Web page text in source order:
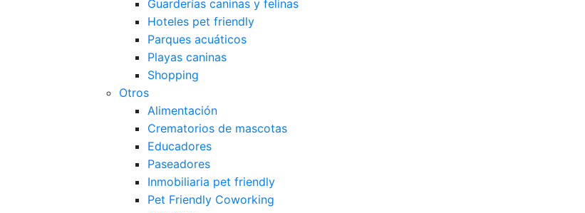
Guarderías caninas y felinas
Hoteles pet friendly
Parques acuáticos
Playas caninas
Shopping
Otros
Alimentación
Crematorios de mascotas
Educadores
Paseadores
Inmobiliaria pet friendly
Pet Friendly Coworking